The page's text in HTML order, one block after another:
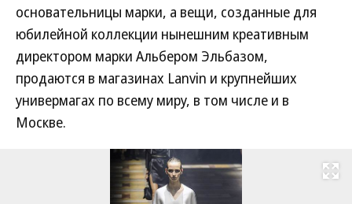
основательницы марки, а вещи, созданные для
юбилейной коллекции нынешним креативным
директором марки Альбером Эльбазом,
продаются в магазинах Lanvin и крупнейших
универмагах по всему миру, в том числе и в
Москве.
Развернуть